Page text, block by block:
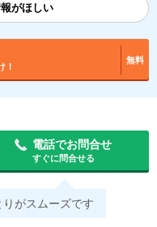
がほしい
！
無料
電話でお問合せ
すぐに問合せる
がスムーズです